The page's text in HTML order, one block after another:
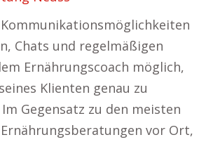
Chats und regelmäßigen
Ernährungscoach möglich,
Klienten genau zu
Gegensatz zu den meisten
vor Ort,